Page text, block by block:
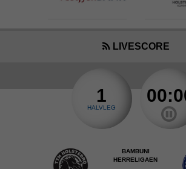
LIVESCORE
1
HALVLEG
BAMBUNI
HERRELIGAEN